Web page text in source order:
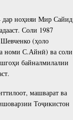
ноҳияи Мир Сайид
Соли 1987
(ҳоло
номи С.Айнӣ) ва соли
байналмилалии
машварат ва
Тоҷикистон